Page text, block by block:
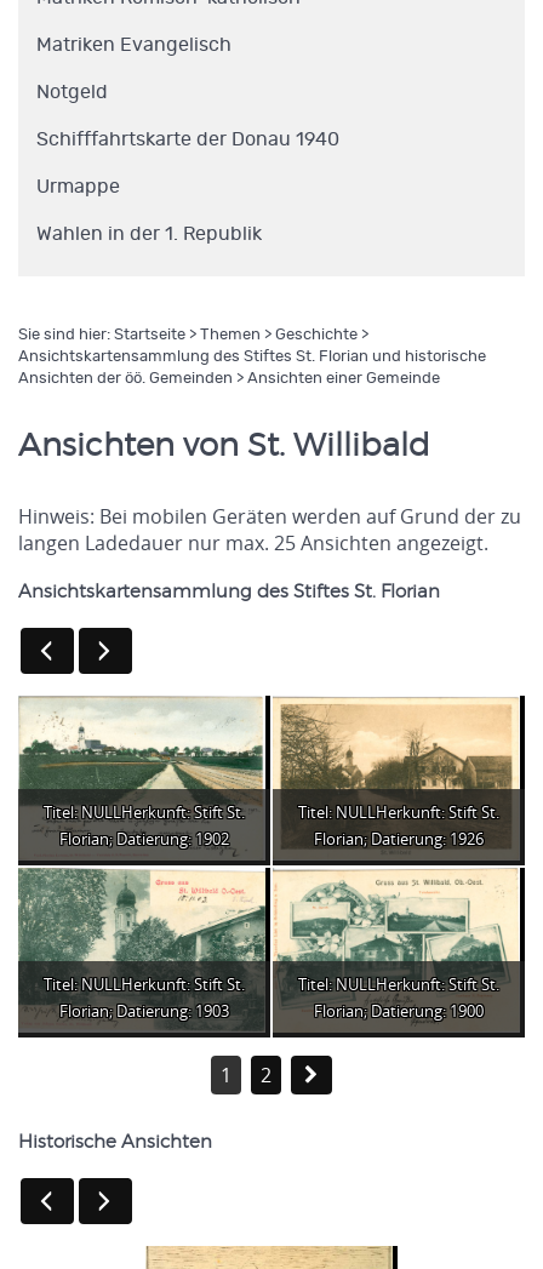
Matriken Evangelisch
Notgeld
Schifffahrtskarte der Donau 1940
Urmappe
Wahlen in der 1. Republik
Sie sind hier: Startseite > Themen > Geschichte >
Ansichtskartensammlung des Stiftes St. Florian und historische
Ansichten der öö. Gemeinden > Ansichten einer Gemeinde
Ansichten von St. Willibald
Hinweis: Bei mobilen Geräten werden auf Grund der zu
langen Ladedauer nur max. 25 Ansichten angezeigt.
Ansichtskartensammlung des Stiftes St. Florian
Titel: NULLHerkunft: Stift St.
Florian; Datierung: 1902
Titel: NULLHerkunft: Stift St.
Florian; Datierung: 1926
Titel: NULLHerkunft: Stift St.
Florian; Datierung: 1903
Titel: NULLHerkunft: Stift St.
Florian; Datierung: 1900
1 2
Historische Ansichten